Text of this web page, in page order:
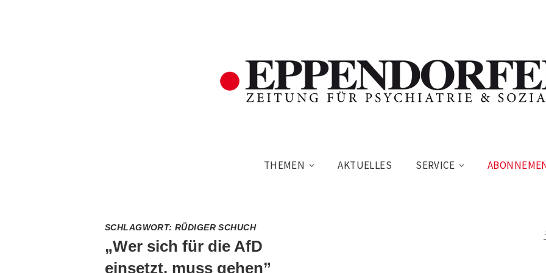
THEMEN AKTUELLES SERVICE
SCHLAGWORT:RÜDIGER SCHUCH
„Wer sich für die AfD
einsetzt, muss gehen”